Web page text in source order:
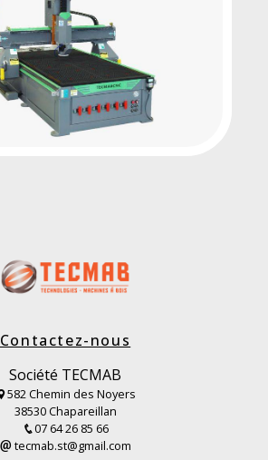
Contactez-nous
Société TECMAB
582 Chemin des Noyers
38530 Chapareillan
07 64 26 85 66
tecmab.st@gmail.com